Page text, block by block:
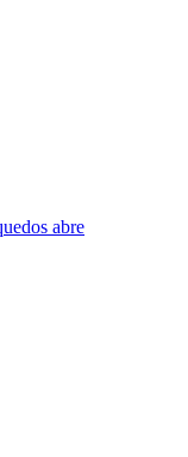
abre